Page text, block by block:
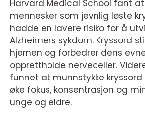
Harvard Medical School fant
mennesker som jevnlig løste
hadde en lavere risiko for å
Alzheimers sykdom. Kryssord
hjernen og forbedrer dens
opprettholde nerveceller.
funnet at munnstykke
øke fokus, konsentrasjon og
unge og eldre.